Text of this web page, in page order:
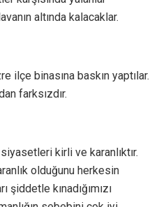
altında kalacaklar.
ilçe binasına baskın yaptılar.
farksızdır.
kirli ve karanlıktır.
olduğunu herkesin
şiddetle kınadığımızı